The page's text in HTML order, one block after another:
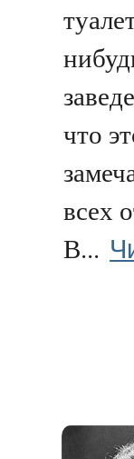
что
всех
В...